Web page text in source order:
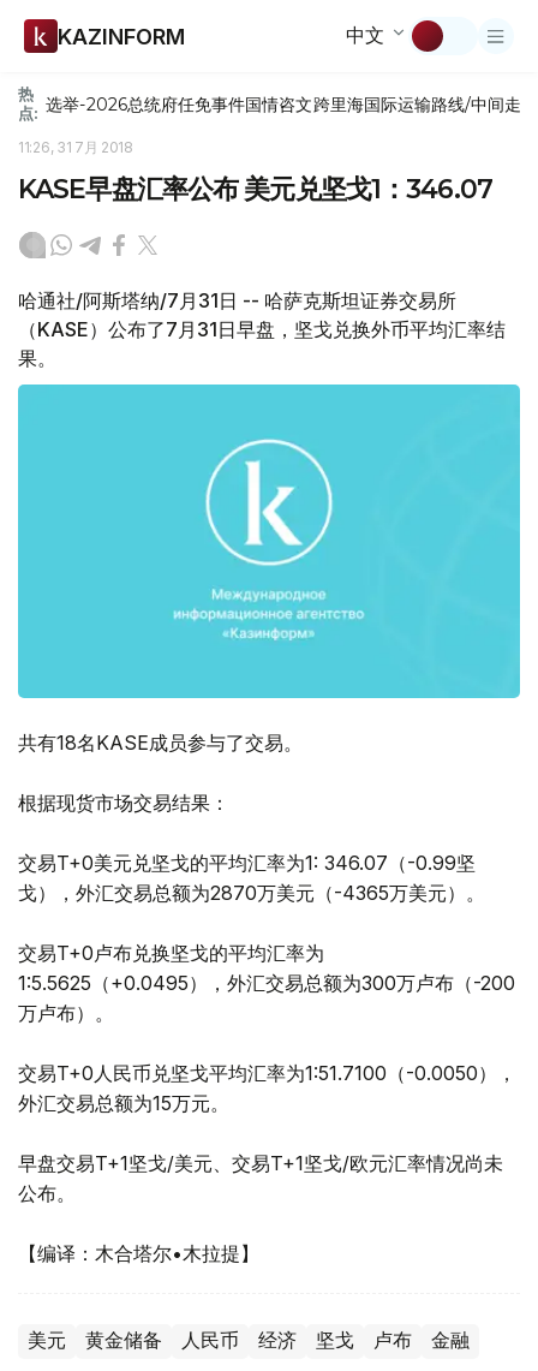
KAZINFORM 中文
热
点: 选举-2026总统府任免事件国情咨文跨里海国际运输路线/中间走廊
11:26, 31 7月 2018
KASE早盘汇率公布 美元兑坚戈1：346.07
哈通社/阿斯塔纳/7月31日 -- 哈萨克斯坦证券交易所
（KASE）公布了7月31日早盘，坚戈兑换外币平均汇率结
果。
共有18名KASE成员参与了交易。
根据现货市场交易结果：
交易T+0美元兑坚戈的平均汇率为1: 346.07（-0.99坚
戈），外汇交易总额为2870万美元（-4365万美元）。
交易T+0卢布兑换坚戈的平均汇率为
1:5.5625（+0.0495），外汇交易总额为300万卢布（-200
万卢布）。
交易T+0人民币兑坚戈平均汇率为1:51.7100（-0.0050），
外汇交易总额为15万元。
早盘交易T+1坚戈/美元、交易T+1坚戈/欧元汇率情况尚未
公布。
【编译：木合塔尔•木拉提】
美元 黄金储备 人民币 经济 坚戈 卢布 金融